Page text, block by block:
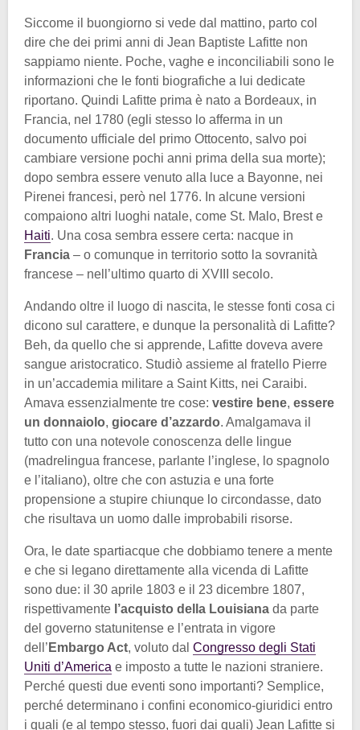
Siccome il buongiorno si vede dal mattino, parto col
dire che dei primi anni di Jean Baptiste Lafitte non
sappiamo niente. Poche, vaghe e inconciliabili sono le
informazioni che le fonti biografiche a lui dedicate
riportano. Quindi Lafitte prima è nato a Bordeaux, in
Francia, nel 1780 (egli stesso lo afferma in un
documento ufficiale del primo Ottocento, salvo poi
cambiare versione pochi anni prima della sua morte);
dopo sembra essere venuto alla luce a Bayonne, nei
Pirenei francesi, però nel 1776. In alcune versioni
compaiono altri luoghi natale, come St. Malo, Brest e
Haiti. Una cosa sembra essere certa: nacque in
Francia – o comunque in territorio sotto la sovranità
francese – nell’ultimo quarto di XVIII secolo.
Andando oltre il luogo di nascita, le stesse fonti cosa ci
dicono sul carattere, e dunque la personalità di Lafitte?
Beh, da quello che si apprende, Lafitte doveva avere
sangue aristocratico. Studiò assieme al fratello Pierre
in un’accademia militare a Saint Kitts, nei Caraibi.
Amava essenzialmente tre cose: vestire bene, essere
un donnaiolo, giocare d’azzardo. Amalgamava il
tutto con una notevole conoscenza delle lingue
(madrelingua francese, parlante l’inglese, lo spagnolo
e l’italiano), oltre che con astuzia e una forte
propensione a stupire chiunque lo circondasse, dato
che risultava un uomo dalle improbabili risorse.
Ora, le date spartiacque che dobbiamo tenere a mente
e che si legano direttamente alla vicenda di Lafitte
sono due: il 30 aprile 1803 e il 23 dicembre 1807,
rispettivamente l’acquisto della Louisiana da parte
del governo statunitense e l’entrata in vigore
dell’ Embargo Act, voluto dal Congresso degli Stati
Uniti d’America e imposto a tutte le nazioni straniere.
Perché questi due eventi sono importanti? Semplice,
perché determinano i confini economico-giuridici entro
i quali (e al tempo stesso, fuori dai quali) Jean Lafitte si